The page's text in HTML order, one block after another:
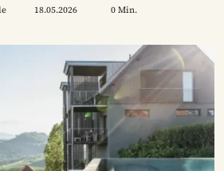
18.05.2026 0 Min.